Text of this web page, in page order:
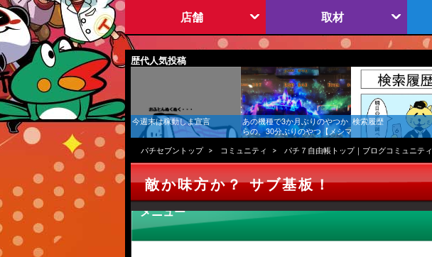
店舗 取材
歴代人気投稿
今週末は稼動しま宣言
あの機種で3か月ぶりのやつか
らの、30分ぶりのやつ【メシマ
ズ稼働日記】
検索履歴
パチセブントップ コミュニティ パチ７自由帳トップ｜ブログコミュニティ
敵か味方か？ サブ基板！
メニュー